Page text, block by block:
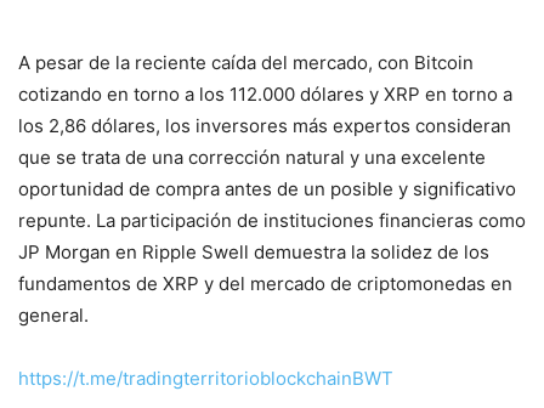
A pesar de la reciente caída del mercado, con Bitcoin
cotizando en torno a los 112.000 dólares y XRP en torno a
los 2,86 dólares, los inversores más expertos consideran
que se trata de una corrección natural y una excelente
oportunidad de compra antes de un posible y significativo
repunte. La participación de instituciones financieras como
JP Morgan en Ripple Swell demuestra la solidez de los
fundamentos de XRP y del mercado de criptomonedas en
general.
https://t.me/tradingterritorioblockchainBWT